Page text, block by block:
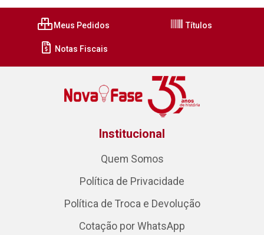
Meus Pedidos Títulos
Notas Fiscais
Institucional
Quem Somos
Política de Privacidade
Política de Troca e Devolução
Cotação por WhatsApp